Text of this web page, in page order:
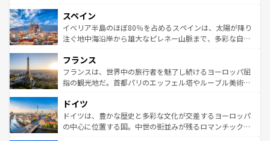
ろん、トスカーナの美しい田園風景やアマルフィ海岸の絶
景など、自然景観も見逃せない。観光の合間には、本場の
ピザやパスタなど、絶品のイタリア料理を堪能することも
ませてくれるイタリアで、忘れられない旅をしてみよう！
なお、新着のイタリア情報はコンテンツ一覧 を参照してほ
しい。
スペイン
イベリア半島のほぼ80％を占めるスペインは、太陽が降り
注ぐ地中海沿岸から雄大なピレネー山脈まで、多彩な自然
文化が根付くこの国では、情熱的なフラメンコ、熱気あふ
れる闘牛、そして美味しいタパスが生活の一部となってい
る。首都マドリードの洗練された雰囲気や、バルセロナの
の城塞都市、穏やかなビーチリゾートまで多彩な表情を見
せる。地方によって風土や気候が異なるスペインはその個
性で訪れる人を魅了する。 なお、新着のスペイン情報はコ
フランス
フランスは、世界中の旅行者を魅了し続けるヨーロッパ屈
指の観光地だ。首都パリのエッフェル塔やルーブル美術館
で、幅広い魅力が詰まっている。華麗な宮殿、歴史的な大
聖堂、美しいビーチ、そして豊かな自然が、訪れる者を心
から魅了する。また、フランスは美食の国としても知ら
ドイツ
ドイツは、豊かな歴史と多彩な文化が交差するヨーロッパ
の中心に位置する国。中世の街並みが残るロマンチック街